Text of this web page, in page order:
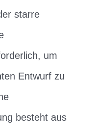
starre
um
Entwurf zu
besteht aus